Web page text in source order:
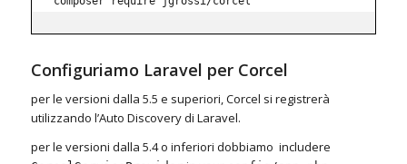
Configuriamo Laravel per Corcel
per le versioni dalla 5.5 e superiori, Corcel si registrerà
utilizzando l’Auto Discovery di Laravel.
per le versioni dalla 5.4 o inferiori dobbiamo includere